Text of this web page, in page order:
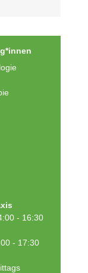
- 16:30
- 17:30